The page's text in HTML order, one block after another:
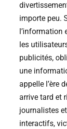
importe peu.
l’information
les
publicités,
une
appelle l’ère
arrive tard et
journalistes
interactifs,